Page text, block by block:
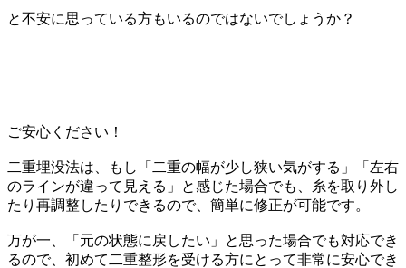
と不安に思っている方もいるのではないでしょうか？
ご安心ください！
二重埋没法は、もし「二重の幅が少し狭い気がする」「左右
のラインが違って見える」と感じた場合でも、糸を取り外し
たり再調整したりできるので、簡単に修正が可能です。
万が一、「元の状態に戻したい」と思った場合でも対応でき
るので、初めて二重整形を受ける方にとって非常に安心でき